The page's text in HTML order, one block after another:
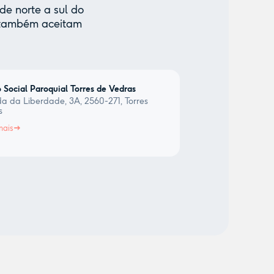
norte a sul do
aceitam
Social Paroquial Torres de Vedras
da Liberdade, 3A, 2560-271, Torres